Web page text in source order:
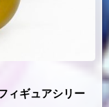
ィギュアシリー